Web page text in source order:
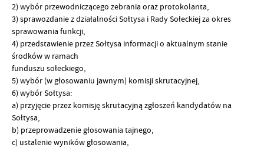
2) wybór przewodniczącego zebrania oraz protokolanta,
3) sprawozdanie z działalności Sołtysa i Rady Sołeckiej za okres
sprawowania funkcji,
4) przedstawienie przez Sołtysa informacji o aktualnym stanie
środków w ramach
funduszu sołeckiego,
5) wybór (w głosowaniu jawnym) komisji skrutacyjnej,
6) wybór Sołtysa:
a) przyjęcie przez komisję skrutacyjną zgłoszeń kandydatów na
Sołtysa,
b) przeprowadzenie głosowania tajnego,
c) ustalenie wyników głosowania,